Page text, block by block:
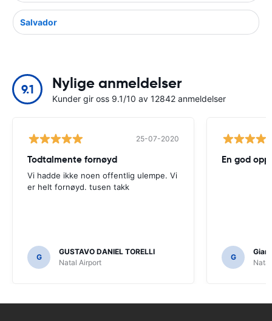
Salvador
9.1 Nylige anmeldelser
Kunder gir oss 9.1/10 av 12842 anmeldelser
25-07-2020
Todtalmente fornøyd
Vi hadde ikke noen offentlig ulempe. Vi
er helt fornøyd. tusen takk
G
GUSTAVO DANIEL TORELLI
Natal Airport
En god
G